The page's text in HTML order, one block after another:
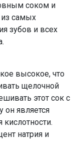
соком и
самых
зубов и всех
высокое, что
щелочной
этот сок с
он является
натрия и